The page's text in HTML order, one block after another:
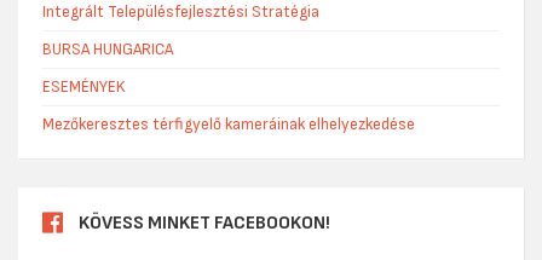
Integrált Településfejlesztési Stratégia
BURSA HUNGARICA
ESEMÉNYEK
Mezőkeresztes térfigyelő kameráinak elhelyezkedése
KÖVESS MINKET FACEBOOKON!